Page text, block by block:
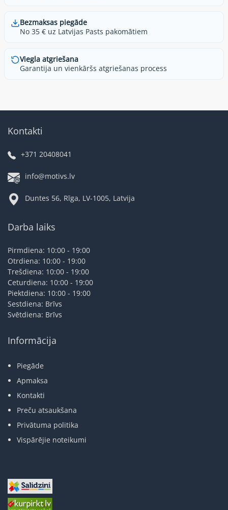
Bezmaksas piegāde
No 35 € uz Latvijas Pasts pakomātiem
Viegla atgriešana
Garantija un vienkāršs atgriešanas process
Kontakti
+371 20408041
info@motivs.lv
Duntes 56, Rīga, LV-1005, Latvija
Darba laiks
Pirmdiena: 10:00 - 19:00
Otrdiena: 10:00 - 19:00
Trešdiena: 10:00 - 19:00
Ceturdiena: 10:00 - 19:00
Piektdiena: 10:00 - 19:00
Sestdiena: Brīvs
Svētdiena: Brīvs
Informācija
Piegāde
Apmaksa
Kontakti
Preču atsaukšana
Privātuma politika
Vispārējie noteikumi